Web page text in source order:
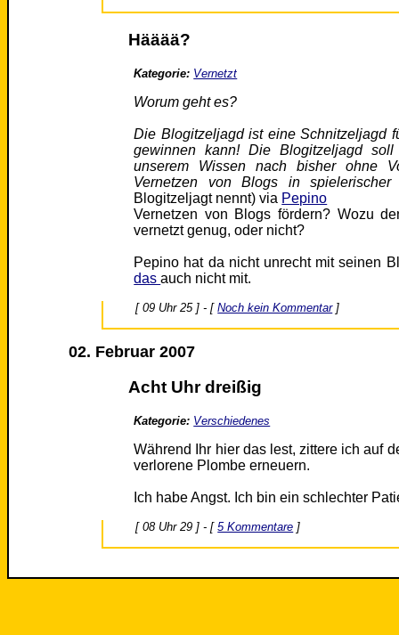
Hääää?
Kategorie: Vernetzt
Worum geht es?
Die Blogitzeljagd ist eine Schnitzeljagd
gewinnen kann! Die Blogitzeljagd
unserem Wissen nach bisher ohne
Vernetzen von Blogs in spielerischer
Blogitzeljagt nennt) via Pepino
Vernetzen von Blogs fördern? Wozu
vernetzt genug, oder nicht?
Pepino hat da nicht unrecht mit seinen
dasauch nicht mit.
[ 09 Uhr 25 ] - [Noch kein Kommentar]
02. Februar 2007
Acht Uhr dreißig
Kategorie: Verschiedenes
Während Ihr hier das lest, zittere ich auf
verlorene Plombe erneuern.
Ich habe Angst. Ich bin ein schlechter
[ 08 Uhr 29 ] - [5 Kommentare ]